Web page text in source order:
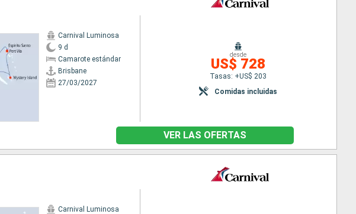
Carnival Luminosa
9 d
Camarote estándar
Brisbane
27/03/2027
desde
US$ 728
Tasas: +US$ 203
Comidas incluidas
VER LAS OFERTAS
Carnival Luminosa